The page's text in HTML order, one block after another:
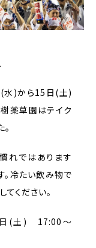
(水)から15日(土)
薬草園はテイク
れではあります
。冷たい飲み物で
ください。
日(土) 17:00～